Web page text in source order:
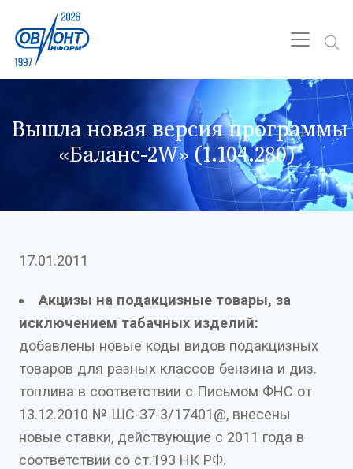
Вышла новая версия программы
«Баланс-2W» (1.104.280)
17.01.2011
Акцизы на подакцизные товары, за
исключением табачных изделий:
добавлены новые коды видов подакцизных
товаров для разных классов бензина и диз.
топлива в соответствии с Письмом ФНС от
13.12.2010 № ШС-37-3/17401@, внесены
новые ставки, действующие с 2011 года в
соответствии со ст.193 НК РФ.